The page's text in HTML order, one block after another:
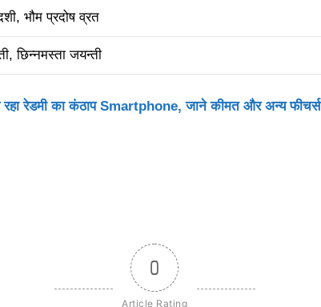
भौम प्रदोष व्रत
छिन्नमस्ता जयन्ती
रेडमी का कंठाप Smartphone, जाने कीमत और अन्य फीचर्स
0
Article Rating